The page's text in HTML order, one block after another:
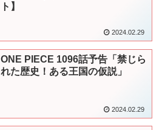
ト】
2024.02.29
ONE PIECE 1096話予告「禁じら
れた歴史！ある王国の仮説」
2024.02.29